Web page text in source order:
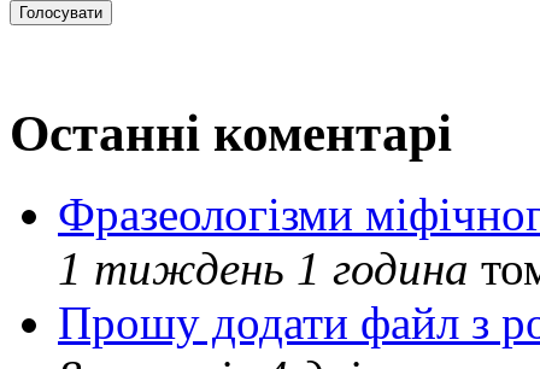
Останні коментарі
Фразеологізми
1 тиждень 1 година
Прошу додати файл з